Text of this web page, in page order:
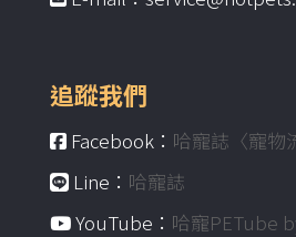
追蹤我們
Facebook： 哈寵誌〈寵物
Line： 哈寵誌
YouTube： 哈寵PETube